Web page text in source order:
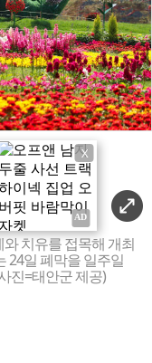
X
치유를 접목해 개최
24일 폐막을 일주일
진=태안군 제공)